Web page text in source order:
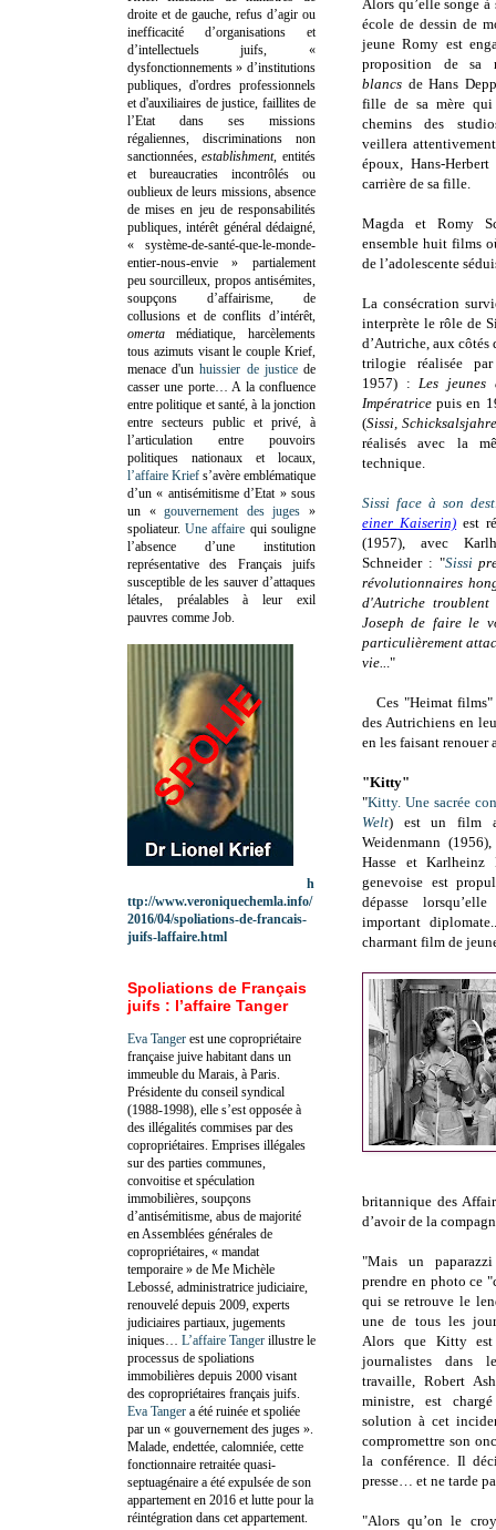
Alors qu’elle songe à
école de dessin de
jeune Romy est
proposition de sa
blancs de Hans
fille de sa mère qui
chemins des
veillera
époux, Hans-
carrière de sa fille.
Magda et Romy
ensemble huit films
de l’adolescente
La consécration
interprète le rôle de
d’Autriche, aux côtés
trilogie réalisée
1957) : Les jeunes
Impératricepuis en
(Sissi,
réalisés avec la
technique.
Sissi face à son
einer Kaiserin) est
(1957), avec
Schneider : "Sissi
révolutionnaires
d'Autriche
Joseph de faire le
particulièrement
vie.. ."
Ces "Heimat films"
des Autrichiens en
en les faisant renouer
"Kitty"
"Kitty. Une sacrée
Welt) est un film
Weidenmann
Hasse etKarlheinz
genevoise est
dépasse
important
charmant film de
britannique des
d’avoir de la
"Mais un
prendre en photo ce
qui se retrouve le
une de tous les
Alors que Kitty
journalistes dans
travaille, Robert
ministre, est
solution à cet
compromettre son
la conférence. Il
presse… et ne tarde
"Alors qu’on le
droite et de gauche, refus d’agir ou
inefficacité d’organisations et
d’intellectuels juifs, «
dysfonctionnements » d’institutions
publiques, d'ordres professionnels
et d'auxiliaires de justice, faillites de
l’Etat dans ses missions
régaliennes, discriminations non
sanctionnées,establishment, entités
et bureaucraties incontrôlés ou
oublieux de leurs missions, absence
de mises en jeu de responsabilités
publiques, intérêt général dédaigné,
« système-de-santé-que-le-monde-
entier-nous-envie » partialement
peu sourcilleux, propos antisémites,
soupçons d’affairisme, de
collusions et de conflits d’intérêt,
omertamédiatique, harcèlements
tous azimuts visant le couple Krief,
menace d'unhuissier de justicede
casser une porte… A la confluence
entre politique et santé, à la jonction
entre secteurs public et privé, à
l’articulation entre pouvoirs
politiques nationaux et locaux,
l’affaire Krief s’avère emblématique
d’un « antisémitisme d’Etat » sous
un «gouvernement des juges »
spoliateur.Une affaire qui souligne
l’absence d’une institution
représentative des Français juifs
susceptible de les sauver d’attaques
létales, préalables à leur exil
pauvres comme Job.
h
ttp://www.veroniquechemla.info/
2016/04/spoliations-de-francais-
juifs-laffaire.html
Spoliations de Français
juifs : l’affaire Tanger
Eva Tanger est une copropriétaire
française juive habitant dans un
immeuble du Marais, à Paris.
Présidente du conseil syndical
(1988-1998), elle s’est opposée à
des illégalités commises par des
copropriétaires. Emprises illégales
sur des parties communes,
convoitise et spéculation
immobilières, soupçons
d’antisémitisme, abus de majorité
en Assemblées générales de
copropriétaires, « mandat
temporaire » de Me Michèle
Lebossé, administratrice judiciaire,
renouvelé depuis 2009, experts
judiciaires partiaux, jugements
iniques… L’affaire Tanger illustre le
processus de spoliations
immobilières depuis 2000 visant
des copropriétaires français juifs.
Eva Tanger a été ruinée et spoliée
par un « gouvernement des juges ».
Malade, endettée, calomniée, cette
fonctionnaire retraitée quasi-
septuagénaire a été expulsée de son
appartement en 2016 et lutte pour la
réintégration dans cet appartement.